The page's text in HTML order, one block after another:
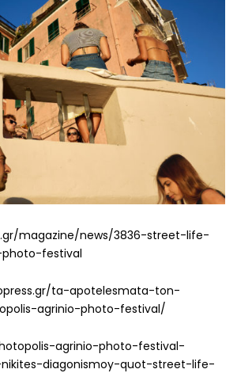
magazine/news/3836-street-life-
festival
ta-apotelesmata-ton-
agrinio-photo-festival/
agrinio-photo-festival-
diagonismoy-quot-street-life-